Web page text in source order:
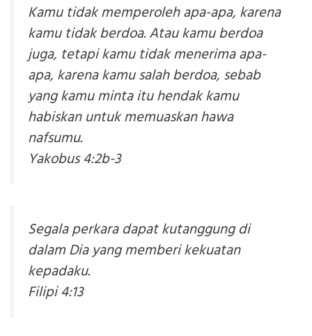
Kamu tidak memperoleh apa-apa, karena
kamu tidak berdoa. Atau kamu berdoa
juga, tetapi kamu tidak menerima apa-
apa, karena kamu salah berdoa, sebab
yang kamu minta itu hendak kamu
habiskan untuk memuaskan hawa
nafsumu.
Yakobus 4:2b-3
Segala perkara dapat kutanggung di
dalam Dia yang memberi kekuatan
kepadaku.
Filipi 4:13